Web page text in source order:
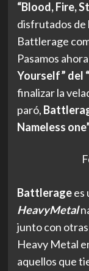
“Blood, Fire,
disfrutados de
Battlerage
Pasamos
Yourself” del
finalizar la
paró,
Nameless
Battleragees
HeavyMetal
junto con
Heavy Metal
aquellos que